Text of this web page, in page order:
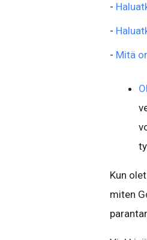
-
-
- Mitä
Kun
miten